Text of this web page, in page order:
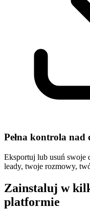
Pełna kontrola nad
Eksportuj lub usuń swoje
leady, twoje rozmowy,
Zainstaluj w
platformie